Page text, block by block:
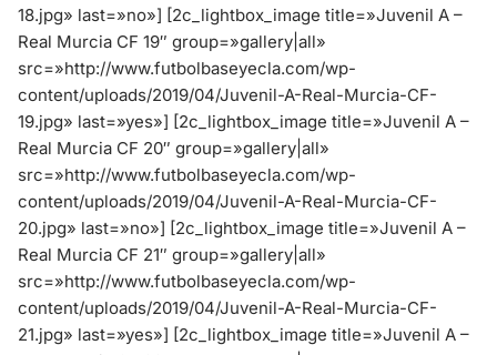
18.jpg» last=»no»] [2c_lightbox_image title=»Juvenil A –
Real Murcia CF 19″ group=»gallery|all»
src=»http://www.futbolbaseyecla.com/wp-
content/uploads/2019/04/Juvenil-A-Real-Murcia-CF-
19.jpg» last=»yes»] [2c_lightbox_image title=»Juvenil A –
Real Murcia CF 20″ group=»gallery|all»
src=»http://www.futbolbaseyecla.com/wp-
content/uploads/2019/04/Juvenil-A-Real-Murcia-CF-
20.jpg» last=»no»] [2c_lightbox_image title=»Juvenil A –
Real Murcia CF 21″ group=»gallery|all»
src=»http://www.futbolbaseyecla.com/wp-
content/uploads/2019/04/Juvenil-A-Real-Murcia-CF-
21.jpg» last=»yes»] [2c_lightbox_image title=»Juvenil A –